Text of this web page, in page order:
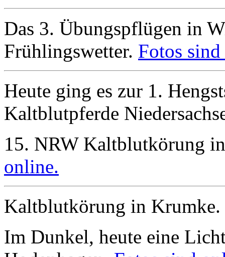
Das 3. Übungspflügen in
Frühlingswetter. Fotos
Heute ging es zur 1.
Kaltblutpferde
15. NRW Kaltblutkörung
online.
Kaltblutkörung in Krumke.
Im Dunkel, heute eine